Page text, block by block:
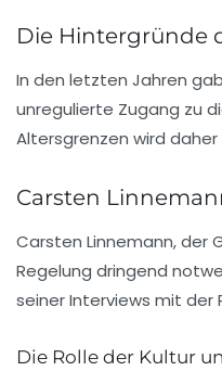
Die Hintergründe
In den letzten Jahren
unregulierte Zugang zu
Altersgrenzen wird
Carsten
Carsten Linnemann, der
Regelung dringend
seiner Interviews mit der
Die Rolle der Kultur